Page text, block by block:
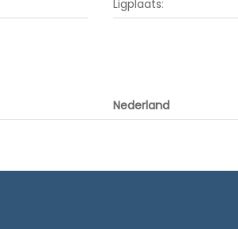
Ligplaats:
Nederland